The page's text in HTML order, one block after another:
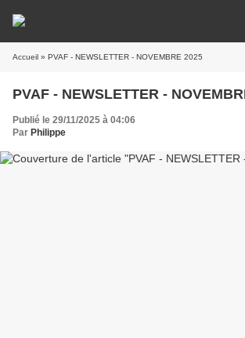
Accueil » PVAF - NEWSLETTER - NOVEMBRE 2025
PVAF - NEWSLETTER -
Publié le 29/11/2025 à 04:06
Par Philippe